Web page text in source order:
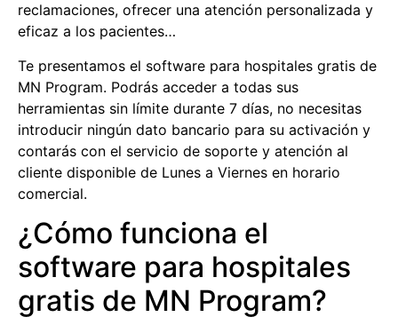
reclamaciones, ofrecer una atención personalizada y
eficaz a los pacientes…
Te presentamos el software para hospitales gratis de
MN Program. Podrás acceder a todas sus
herramientas sin límite durante 7 días, no necesitas
introducir ningún dato bancario para su activación y
contarás con el servicio de soporte y atención al
cliente disponible de Lunes a Viernes en horario
comercial.
¿Cómo funciona el
software para hospitales
gratis de MN Program?